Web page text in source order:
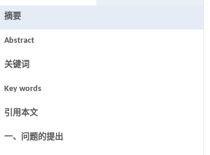
摘要
Abstract
关键词
Key words
引用本文
一、问题的提出